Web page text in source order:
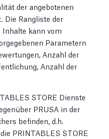
der angebotenen
Die Rangliste der
Inhalte kann vom
Parametern
Anzahl der
Anzahl der
STORE Dienste
PRUSA in der
befinden, d.h.
PRINTABLES STORE